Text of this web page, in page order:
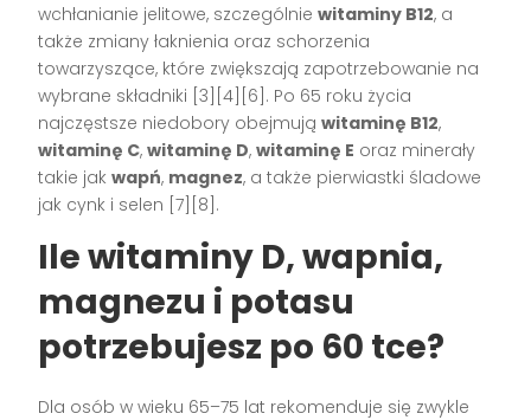
wchłanianie jelitowe, szczególniewitaminy B12, a
także zmiany łaknienia oraz schorzenia
towarzyszące, które zwiększają zapotrzebowanie na
wybrane składniki [3][4][6]. Po 65 roku życia
najczęstsze niedobory obejmująwitaminę B12,
witaminę C,witaminę D,witaminę E oraz minerały
takie jakwapń, magnez, a także pierwiastki śladowe
jak cynk i selen [7][8].
Ile witaminy D, wapnia,
magnezu i potasu
potrzebujesz po 60 tce?
Dla osób w wieku 65–75 lat rekomenduje się zwykle